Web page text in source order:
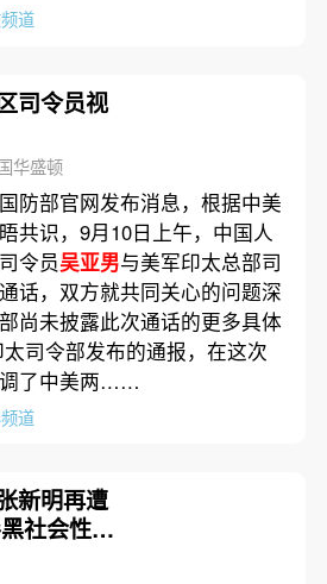
道
司令员视
华盛顿
防部官网发布消息，根据中美
共识，9月10日上午，中国人
令员吴亚男与美军印太总部司
话，双方就共同关心的问题深
尚未披露此次通话的更多具体
司令部发布的通报，在这次
了中美两……
道
新明再遭
社会性质